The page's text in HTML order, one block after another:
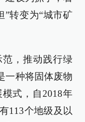
”转变为“城市矿
，推动践行绿
一种将固体废物
式，自2018年
113个地级及以